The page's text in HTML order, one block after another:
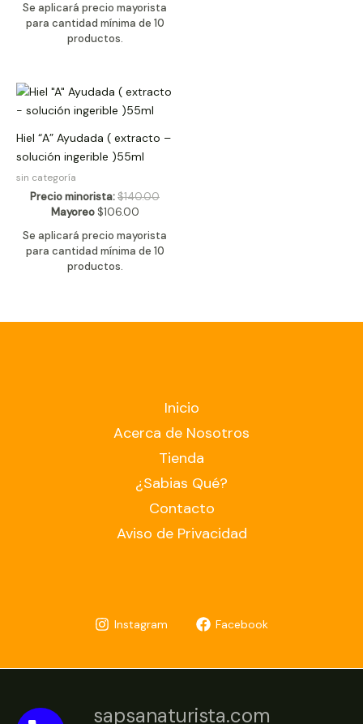
Se aplicará precio mayorista
para cantidad mínima de 10
productos.
Hiel “A” Ayudada ( extracto –
solución ingerible )55ml
sin categoría
Precio minorista:$140.00
Mayoreo $106.00
Se aplicará precio mayorista
para cantidad mínima de 10
productos.
Inicio
Acerca de Nosotros
Tienda
¿Sabias Qué?
Contacto
Aviso de Privacidad
Instagram Facebook
sapsanaturista.com